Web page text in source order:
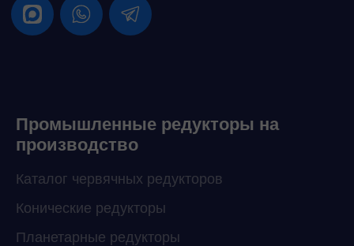
Промышленные редукторы на
производство
Каталог червячных редукторов
Конические редукторы
Планетарные редукторы